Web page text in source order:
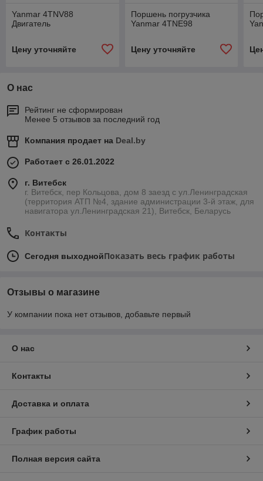
Yanmar 4TNV88
Двигатель
Цену уточняйте
Поршень погрузчика
Yanmar 4TNE98
Цену уточняйте
О нас
Рейтинг не сформирован
Менее 5 отзывов за последний год
Компания продает на Deal.by
Работает с 26.01.2022
г. Витебск
г. Витебск, пер Кольцова, дом 8 заезд с ул.Ленинградская
(территория АТП №4, здание администрации 3-й этаж, для
навигатора ул.Ленинградская 21), Витебск, Беларусь
Контакты
Сегодня выходнойПоказать весь график работы
Отзывы о магазине
У компании пока нет отзывов, добавьте первый
О нас
Контакты
Доставка и оплата
График работы
Полная версия сайта